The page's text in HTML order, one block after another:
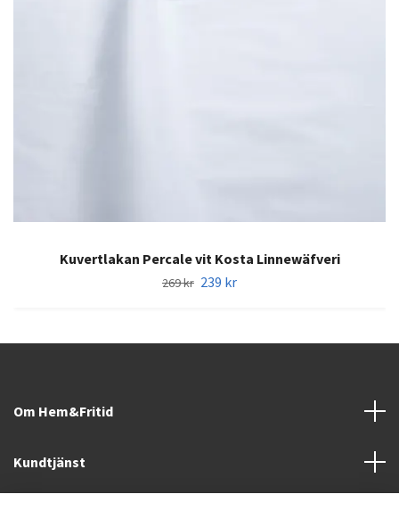
Kuvertlakan Percale vit Kosta Linnewäfveri
269 kr 239 kr
Om Hem&Fritid
Kundtjänst